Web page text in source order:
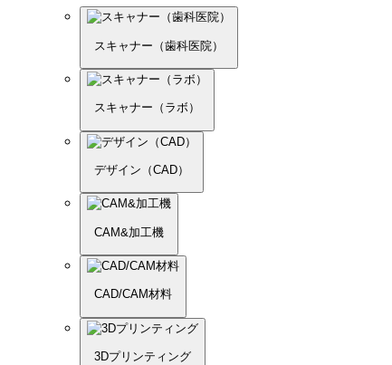
スキャナー（歯科医院）
スキャナー（ラボ）
デザイン（CAD）
CAM&加工機
CAD/CAM材料
3Dプリンティング